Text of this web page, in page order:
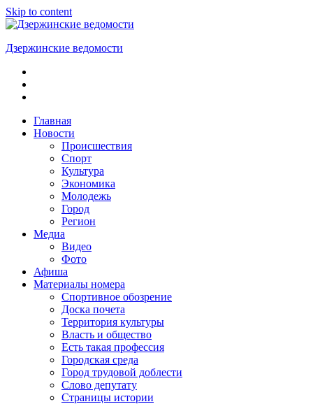
Skip to content
Дзержинские ведомости
ОБЩЕСТВЕННО-
ПОЛИТИЧЕСКАЯ
ГАЗЕТАГлавная
Новости
Происшествия
Спорт
Культура
Экономика
Молодежь
Город
Регион
Медиа
Видео
Фото
Афиша
Материалы номера
Спортивное обозрение
Доска почета
Территория культуры
Власть и общество
Есть такая профессия
Городская среда
Город трудовой доблести
Слово депутату
Страницы истории